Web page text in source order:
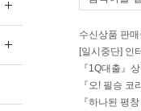
수신상품 판
[일시중단] 인
『1Q대출』
『오! 필승
『하나된 평